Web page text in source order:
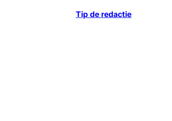
Tip de redactie